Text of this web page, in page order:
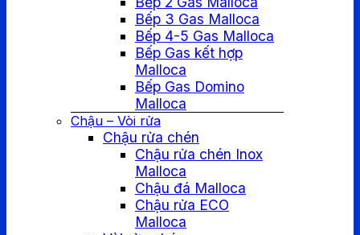
Bếp 3 Gas Malloca
Bếp 4-5 Gas Malloca
Bếp Gas kết hợp
Malloca
Bếp Gas Domino
Malloca
Chậu – Vòi rửa
Chậu rửa chén
Chậu rửa chén Inox
Malloca
Chậu đá Malloca
Chậu rửa ECO
Malloca